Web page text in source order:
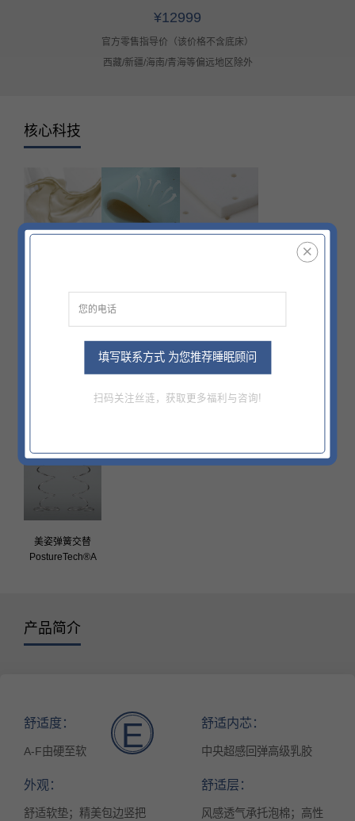
¥12999
官方零售指导价（该价格不含底床）
西藏/新疆/海南/青海等偏远地区除外
核心科技
美姿弹簧交替
PostureTech®A
产品简介
舒适度：
A-F由硬至软 E 舒适内芯：
中央超感回弹高级乳胶
外观：
舒适软垫；精美包边竖把
舒适层：
风感透气承托泡棉；高性
填写联系方式 为您推荐睡眠顾问
扫码关注丝涟，获取更多福利与咨询!